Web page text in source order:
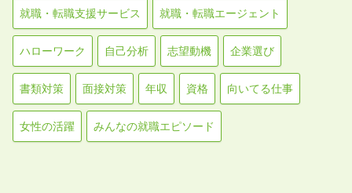
就職・転職支援サービス 就職・転職エージェント
ハローワーク 自己分析 志望動機 企業選び
書類対策 面接対策 年収 資格 向いてる仕事
女性の活躍 みんなの就職エピソード